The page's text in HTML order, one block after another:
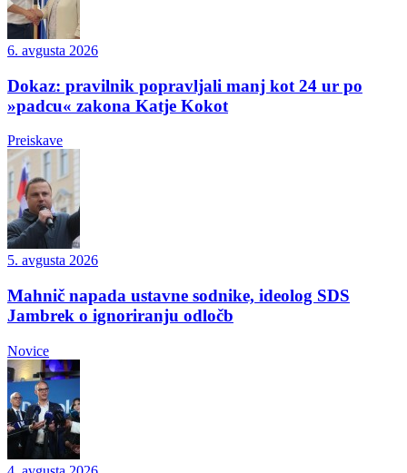
6. avgusta 2026
Dokaz: pravilnik popravljali manj kot 24 ur po
»padcu« zakona Katje Kokot
Preiskave
5. avgusta 2026
Mahnič napada ustavne sodnike, ideolog SDS
Jambrek o ignoriranju odločb
Novice